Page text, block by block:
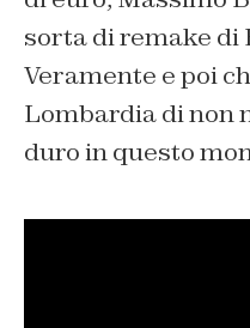
sorta di remake di
Veramente e poi
Lombardia di non
duro in questo